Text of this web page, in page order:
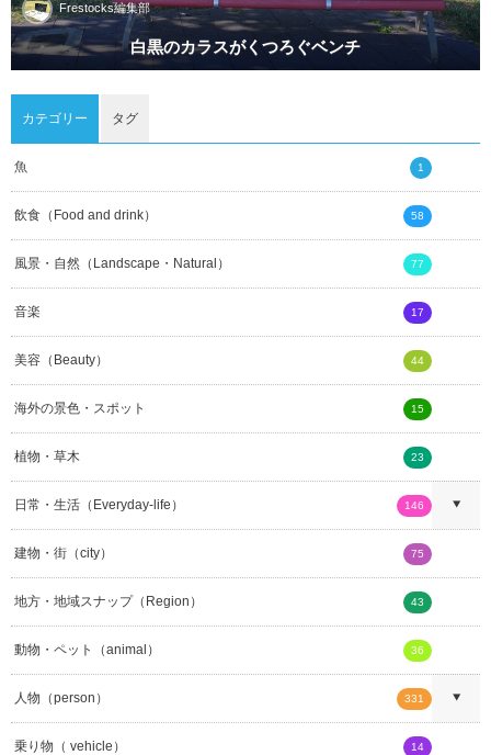
Frestocks編集部
白黒のカラスがくつろぐベンチ
カテゴリー タグ
魚 1
飲食（Food and drink） 58
風景・自然（Landscape・Natural） 77
音楽 17
美容（Beauty） 44
海外の景色・スポット 15
植物・草木 23
日常・生活（Everyday-life） 146
建物・街（city） 75
地方・地域スナップ（Region） 43
動物・ペット（animal） 36
人物（person） 331
乗り物（ vehicle） 14